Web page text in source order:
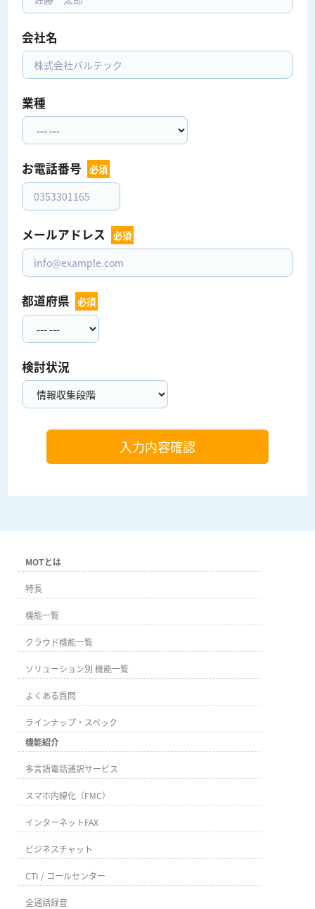
会社名
業種
お電話番号 必須
メールアドレス 必須
都道府県 必須
検討状況
MOTとは
特長
機能一覧
クラウド機能一覧
ソリューション別 機能一覧
よくある質問
ラインナップ・スペック
機能紹介
多言語電話通訳サービス
スマホ内線化（FMC）
インターネットFAX
ビジネスチャット
CTI / コールセンター
全通話録音